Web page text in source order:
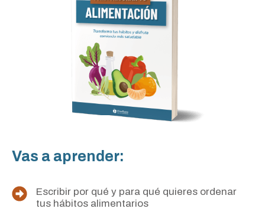
Vas a aprender:
Escribir por qué y para qué quieres ordenar
tus hábitos alimentarios